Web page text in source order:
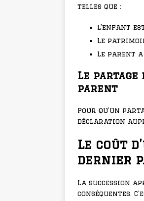
telles que :
L’enfant
Le
Le parent
Le partage
parent
Pour qu’un
déclaration
Le coût
dernier
La succession
conséquentes.